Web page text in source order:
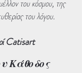
του κόσμου, της
του λόγου.
Catisart
Κάθοδος